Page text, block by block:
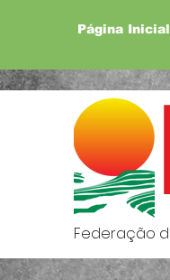
Página Inicial
Federação